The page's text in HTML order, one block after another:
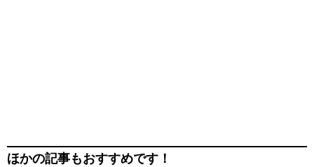
ほかの記事もおすすめです！